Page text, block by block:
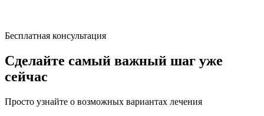
Бесплатная консультация
Сделайте самый важный шаг уже
сейчас
Просто узнайте о возможных вариантах лечения